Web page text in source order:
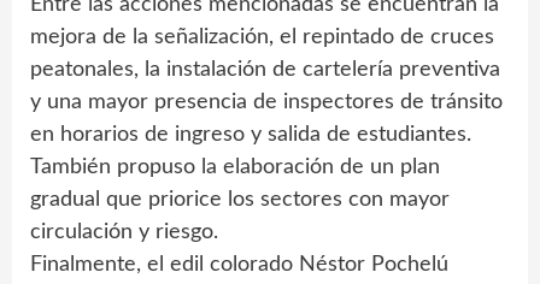
Entre las acciones mencionadas se encuentran la
mejora de la señalización, el repintado de cruces
peatonales, la instalación de cartelería preventiva
y una mayor presencia de inspectores de tránsito
en horarios de ingreso y salida de estudiantes.
También propuso la elaboración de un plan
gradual que priorice los sectores con mayor
circulación y riesgo.
Finalmente, el edil colorado Néstor Pochelú